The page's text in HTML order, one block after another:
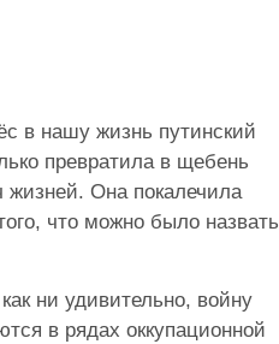
в нашу жизнь путинский
превратила в щебень
жизней. Она покалечила
что можно было назвать
ни удивительно, войну
в рядах оккупационной